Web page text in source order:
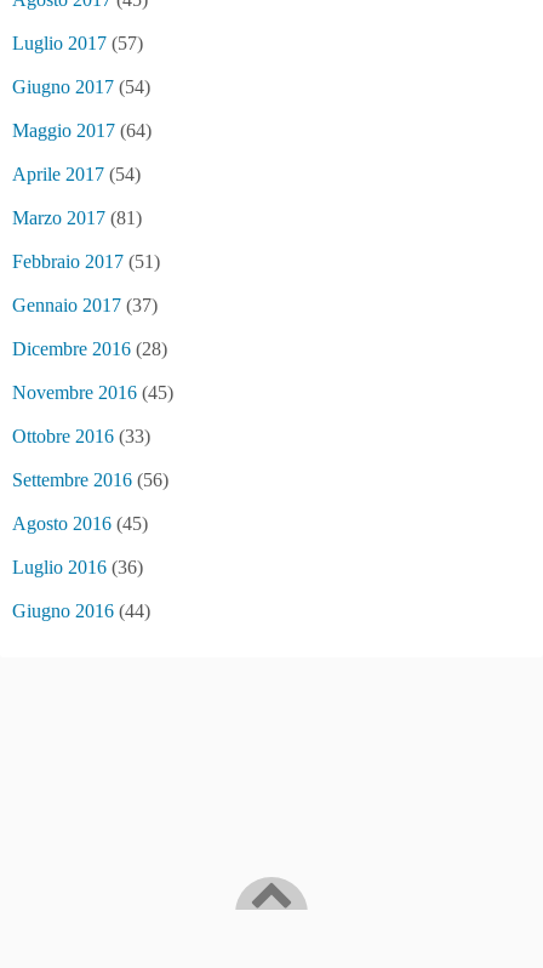
Luglio 2017 (57)
Giugno 2017 (54)
Maggio 2017 (64)
Aprile 2017 (54)
Marzo 2017 (81)
Febbraio 2017 (51)
Gennaio 2017 (37)
Dicembre 2016 (28)
Novembre 2016 (45)
Ottobre 2016 (33)
Settembre 2016 (56)
Agosto 2016 (45)
Luglio 2016 (36)
Giugno 2016 (44)